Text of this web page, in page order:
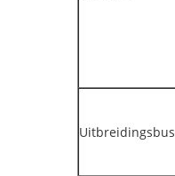
Uitbreidingsbus